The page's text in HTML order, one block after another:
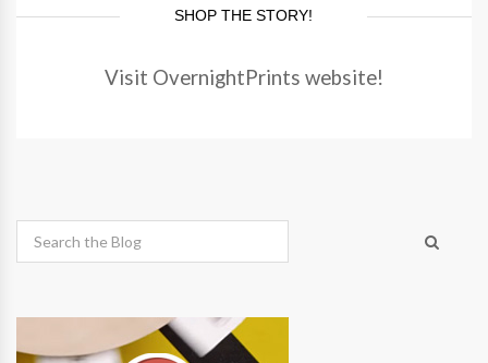
SHOP THE STORY!
Visit OvernightPrints website!